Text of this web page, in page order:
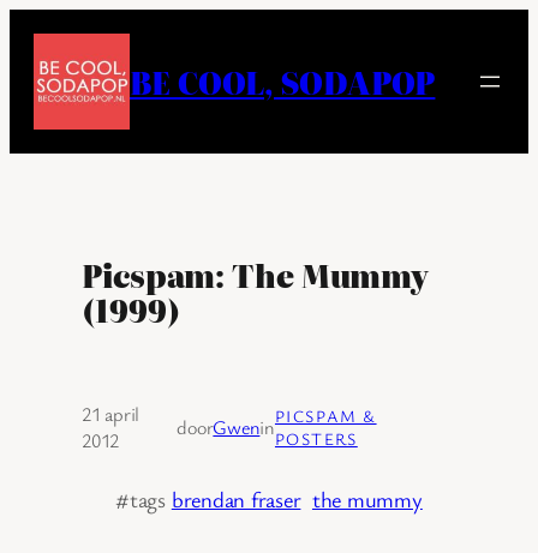
naar
inhoud
BE COOL, SODAPOP
Picspam: The Mummy
(1999)
21 april
2012
doorGweninPICSPAM &
POSTERS
#tags brendan fraser the mummy